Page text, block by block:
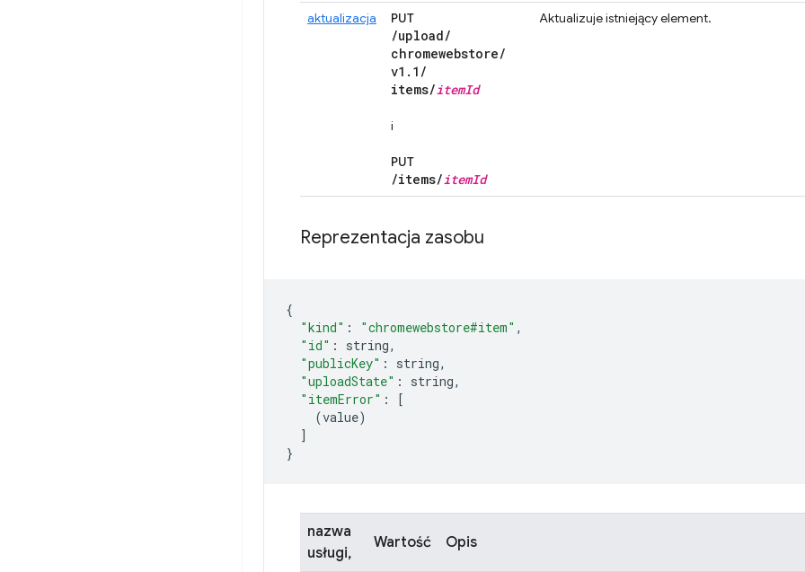
aktualizacja PUT
/upload/
chromewebstore/
v1 . 1 /
items/itemId
i
PUT
/items/itemId
Aktualizuje istniejący element.
Reprezentacja zasobu
{
"kind" : "chromewebstore#item" ,
"id" : string,
"publicKey" : string,
"uploadState" : string,
"itemError" :
[
(value)
]
}
nazwa
usługi,
Wartość Opis